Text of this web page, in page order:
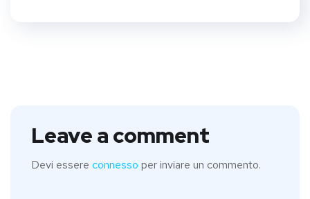
Leave a comment
Devi essere connesso per inviare un commento.